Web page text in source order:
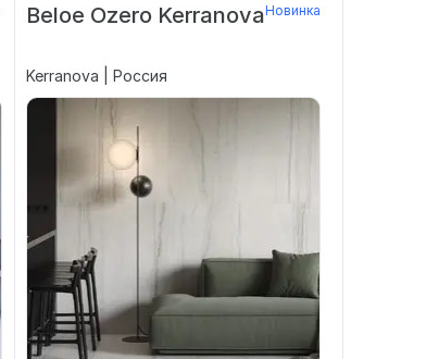
Beloe Ozero KerranovaНовинка
Kerranova | Россия